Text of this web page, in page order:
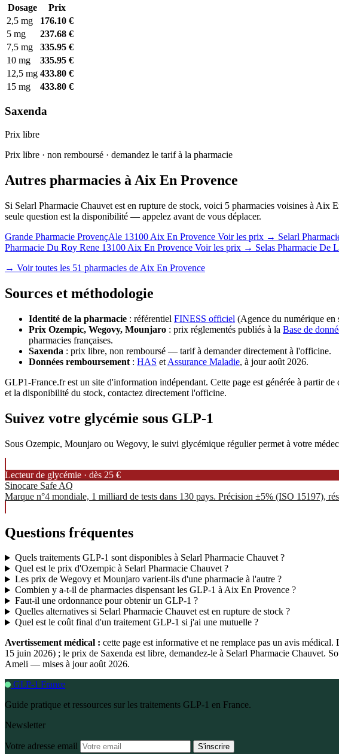
Dosage
Prix
2,5 mg
176.10 €
5 mg
237.68 €
7,5 mg
335.95 €
10 mg
335.95 €
12,5 mg 433.80 €
15 mg
433.80 €
Saxenda
Prix libre
Prix libre · non remboursé · demandez le tarif à la pharmacie
Autres pharmacies à Aix En Provence
Si Selarl Pharmacie Chauvet est en rupture de stock, voici 5 pharmacies voisines à Aix
seule question est la disponibilité — appelez avant de vous déplacer.
Grande Pharmacie ProvençAle 13100 Aix En Provence Voir les prix → Selarl
Pharmacie Du Roy Rene 13100 Aix En Provence Voir les prix → Selas Pharmacie De
→ Voir toutes les 51 pharmacies de Aix En Provence
Sources et méthodologie
Identité de la pharmacie : référentiel FINESS officiel (Agence du numérique en
Prix Ozempic, Wegovy, Mounjaro : prix réglementés publiés à la Base de
pharmacies françaises.
Saxenda : prix libre, non remboursé — tarif à demander directement à l'officine.
Données remboursement : HAS et Assurance Maladie, à jour août 2026.
GLP1-France.fr est un site d'information indépendant. Cette page est générée à partir
et la disponibilité du stock, contactez directement l'officine.
Suivez votre glycémie sous GLP-1
Sous Ozempic, Mounjaro ou Wegovy, le suivi glycémique régulier permet à votre
Lecteur de glycémie · dès 25 €
Sinocare Safe AQ
Marque n°4 mondiale, 1 milliard de tests dans 130 pays. Précision ±5% (ISO 15197),
Questions fréquentes
Quels traitements GLP-1 sont disponibles à Selarl Pharmacie Chauvet ?
Quel est le prix d'Ozempic à Selarl Pharmacie Chauvet ?
Les prix de Wegovy et Mounjaro varient-ils d'une pharmacie à l'autre ?
Combien y a-t-il de pharmacies dispensant les GLP-1 à Aix En Provence ?
Faut-il une ordonnance pour obtenir un GLP-1 ?
Quelles alternatives si Selarl Pharmacie Chauvet est en rupture de stock ?
Quel est le coût final d'un traitement GLP-1 si j'ai une mutuelle ?
Avertissement médical : cette page est informative et ne remplace pas un avis
15 juin 2026) ; le prix de Saxenda est libre, demandez-le à Selarl Pharmacie Chauvet.
Ameli — mises à jour août 2026.
GLP-1 France
Guide pratique et ressources sur les traitements GLP-1 en France.
Newsletter
Votre adresse email S'inscrire